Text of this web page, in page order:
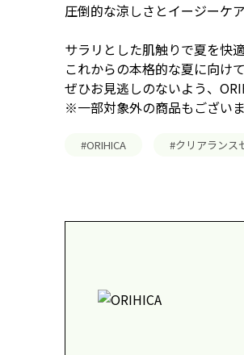
圧倒的な涼しさとイージーケ
サラリとした肌触りで夏を快
これからの本格的な夏に向け
ぜひお見逃しのないよう、
※一部対象外の商品もござい
#ORIHICA #クリアランス